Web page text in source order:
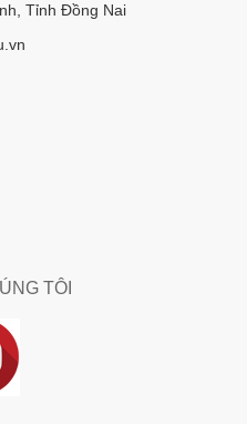
Tỉnh Đồng Nai
TÔI